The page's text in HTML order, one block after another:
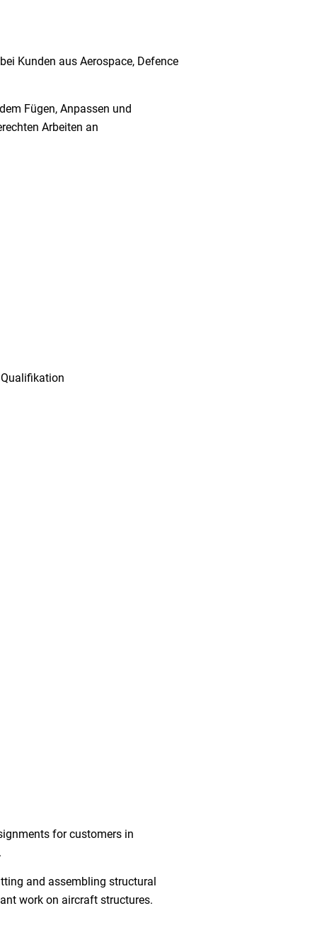
Kunden aus Aerospace, Defence
Fügen, Anpassen und
Arbeiten an
for customers in
and assembling structural
work on aircraft structures.